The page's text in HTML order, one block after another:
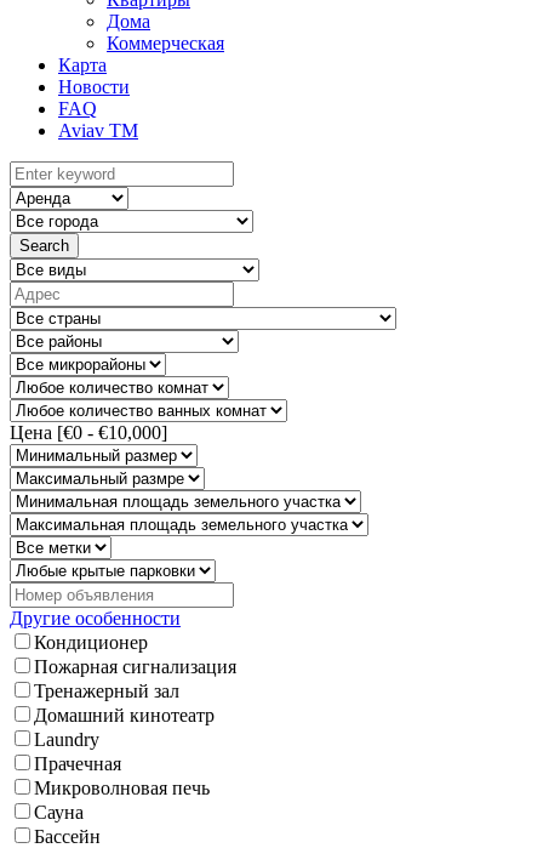
Дома
Коммерческая
Карта
Новости
FAQ
Aviav TM
Search
Цена [€0 - €10,000]
Другие особенности
Кондиционер
Пожарная сигнализация
Тренажерный зал
Домашний кинотеатр
Laundry
Прачечная
Микроволновая печь
Сауна
Бассейн